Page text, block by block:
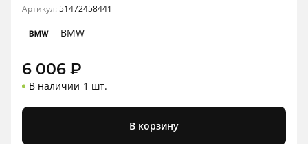
Артикул:51472458441
BMW
6 006 ₽
В наличии 1 шт.
В корзину